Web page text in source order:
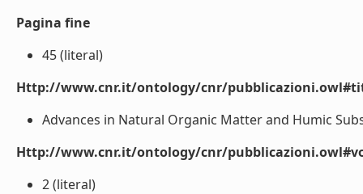
Pagina fine
45 (literal)
Http://www.cnr.it/ontology/cnr/
Advances in Natural Organic Matter and Humic
Http://www.cnr.it/ontology/cnr/
2 (literal)